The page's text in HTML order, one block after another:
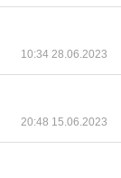
10:34 28.06.2023
20:48 15.06.2023